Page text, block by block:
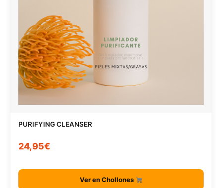
PURIFYING CLEANSER
24,95€
Ver en Chollones